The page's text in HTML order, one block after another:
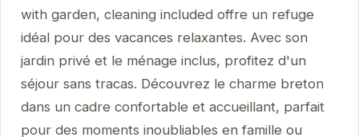
with garden, cleaning included offre un refuge
idéal pour des vacances relaxantes. Avec son
jardin privé et le ménage inclus, profitez d'un
séjour sans tracas. Découvrez le charme breton
dans un cadre confortable et accueillant, parfait
pour des moments inoubliables en famille ou